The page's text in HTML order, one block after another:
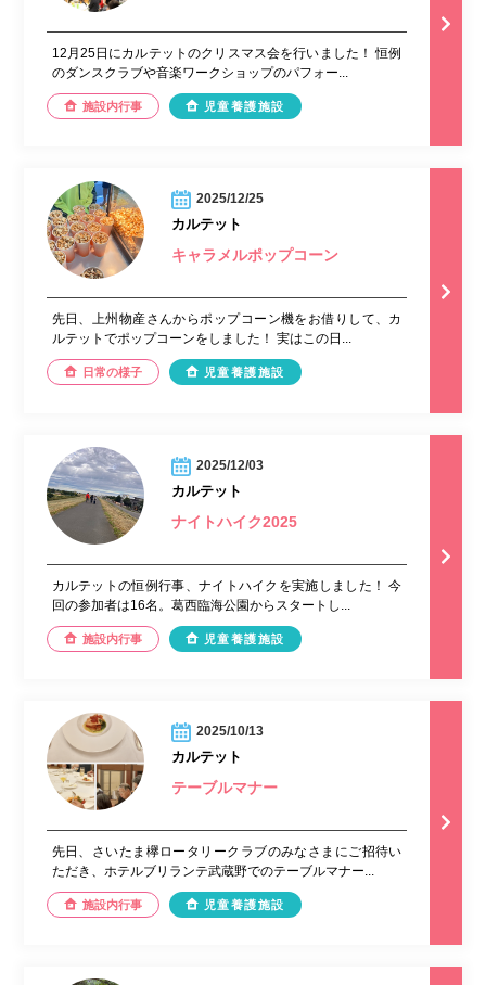
12月25日にカルテットのクリスマス会を行いました！ 恒例
のダンスクラブや音楽ワークショップのパフォー...
施設内行事 児童養護施設
2025/12/25
カルテット
キャラメルポップコーン
先日、上州物産さんからポップコーン機をお借りして、カ
ルテットでポップコーンをしました！ 実はこの日...
日常の様子 児童養護施設
2025/12/03
カルテット
ナイトハイク2025
カルテットの恒例行事、ナイトハイクを実施しました！ 今
回の参加者は16名。葛西臨海公園からスタートし...
施設内行事 児童養護施設
2025/10/13
カルテット
テーブルマナー
先日、さいたま欅ロータリークラブのみなさまにご招待い
ただき、ホテルブリランテ武蔵野でのテーブルマナー...
施設内行事 児童養護施設